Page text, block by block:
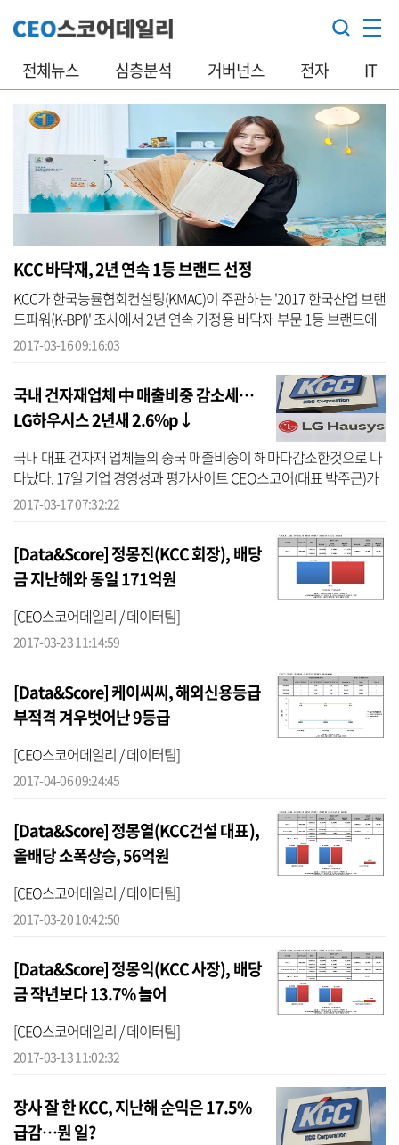
전체뉴스 심층분석 거버넌스 전자 IT
KCC 바닥재, 2년 연속 1등 브랜드 선정
KCC가 한국능률협회컨설팅(KMAC)이 주관하는 '2017 한국산업 브랜
드파워(K-BPI)' 조사에서 2년 연속 가정용 바닥재 부문 1등 브랜드에
선정됐다고 16일 밝혔다. K-BPI 조사는 브랜드가 가지고 있는 영향력
2017-03-16 09:16:03
국내 건자재업체 中 매출비중 감소세…
LG하우시스 2년새 2.6%p↓
국내 대표 건자재 업체들의 중국 매출비중이 해마다감소한것으로 나
타났다. 17일 기업 경영성과 평가사이트 CEO스코어(대표 박주근)가
국내 500대 기업의 해외매출 비중을 집계한 결과, KCC(대표 정몽익)
2017-03-17 07:32:22
[Data&Score] 정몽진(KCC 회장), 배당
금 지난해와 동일 171억원
[CEO스코어데일리 / 데이터팀]
2017-03-23 11:14:59
[Data&Score] 케이씨씨, 해외신용등급
부적격 겨우벗어난 9등급
[CEO스코어데일리 / 데이터팀]
2017-04-06 09:24:45
[Data&Score] 정몽열(KCC건설 대표),
올배당 소폭상승, 56억원
[CEO스코어데일리 / 데이터팀]
2017-03-20 10:42:50
[Data&Score] 정몽익(KCC 사장), 배당
금 작년보다 13.7% 늘어
[CEO스코어데일리 / 데이터팀]
2017-03-13 11:02:32
장사 잘 한 KCC, 지난해 순익은 17.5%
급감…뭔 일?